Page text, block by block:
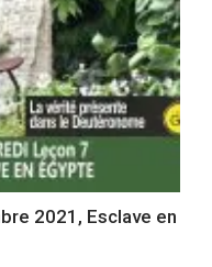
2021, Esclave en